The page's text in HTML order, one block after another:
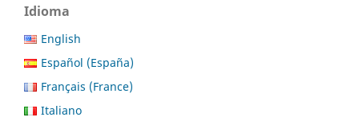
Idioma
English
Español (España)
Français (France)
Italiano